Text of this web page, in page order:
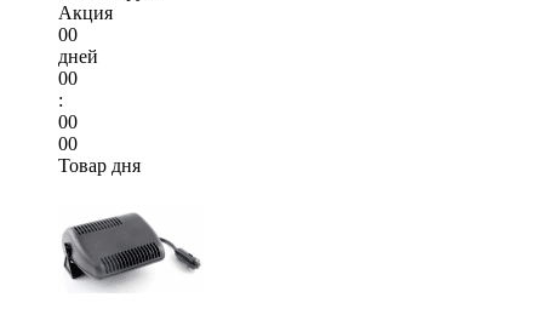
Акция
00
дней
00
:
00
00
Товар дня